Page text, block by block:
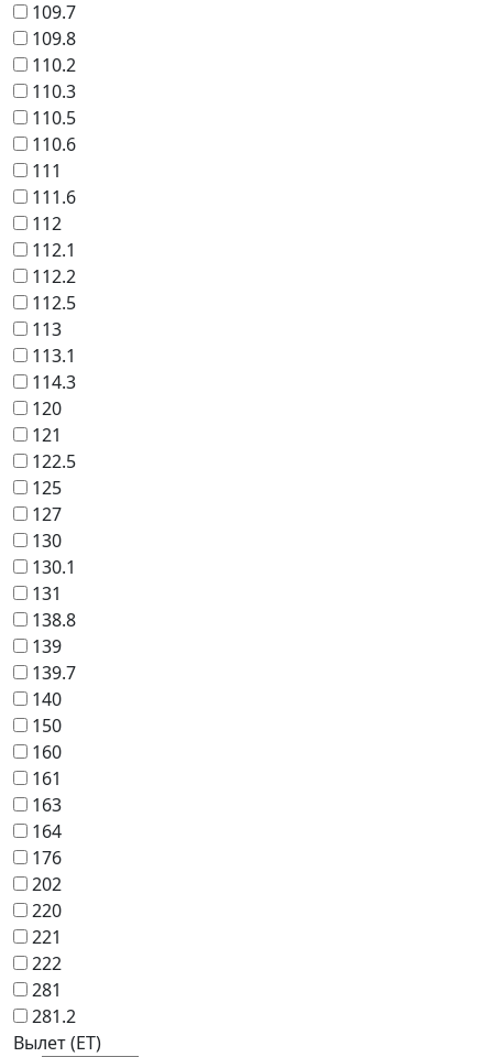
109.7
109.8
110.2
110.3
110.5
110.6
111
111.6
112
112.1
112.2
112.5
113
113.1
114.3
120
121
122.5
125
127
130
130.1
131
138.8
139
139.7
140
150
160
161
163
164
176
202
220
221
222
281
281.2
Вылет (ET)